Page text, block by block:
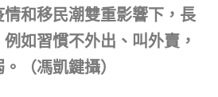
和移民潮雙重影響下，長
如習慣不外出、叫外賣，
（馮凱鍵攝）